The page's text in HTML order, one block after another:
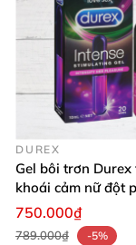
DUREX
Gel bôi trơn Durex
khoái cảm nữ đột
thích
750.000₫
789.000₫
-5%